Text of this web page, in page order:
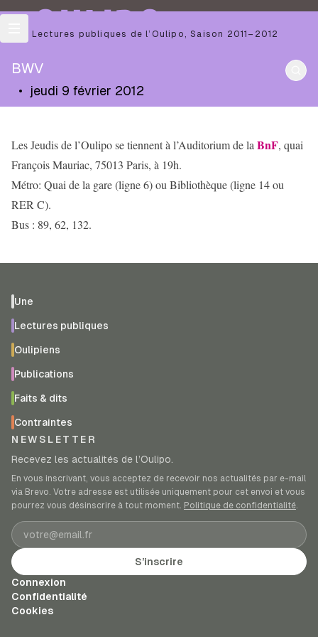
OULIPO
Les Lectures publiques de l’Oulipo ,Saison 2011–2012
BWV
• jeudi 9 février 2012
Les Jeudis de l’Oulipo se tiennent à l’Auditorium de la BnF, quai
François Mauriac, 75013 Paris, à 19h.
Métro: Quai de la gare (ligne 6) ou Bibliothèque (ligne 14 ou
RER C).
Bus : 89, 62, 132.
Une
Lectures publiques
Oulipiens
Publications
Faits & dits
Contraintes
NEWSLETTER
Recevez les actualités de l’Oulipo.
En vous inscrivant, vous acceptez de recevoir nos actualités par e-mail
via Brevo. Votre adresse est utilisée uniquement pour cet envoi et vous
pourrez vous désinscrire à tout moment. Politique de confidentialité.
Adresse e-mail
S’inscrire
Connexion
Confidentialité
Cookies